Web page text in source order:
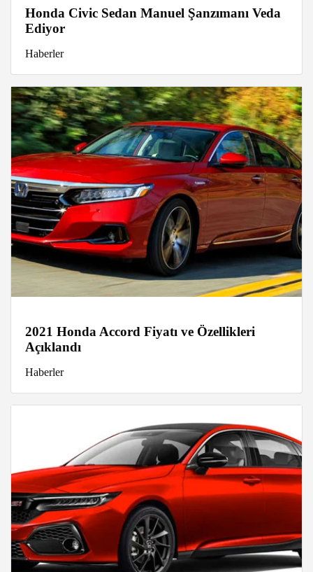
Honda Civic Sedan Manuel Şanzımanı Veda
Ediyor
Haberler
2021 Honda Accord Fiyatı ve Özellikleri
Açıklandı
Haberler